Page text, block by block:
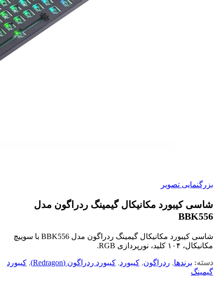
بزرگنمایی تصویر
شاسی کیبورد مکانیکال گیمینگ ردراگون مدل
BBK556
شاسی کیبورد مکانیکال گیمینگ ردراگون مدل BBK556 با سوییچ
مکانیکال، ۱۰۴ کلید، نورپردازی RGB.
دسته: برندها, ردراگون, کیبورد, کیبورد ردراگون (Redragon) , کیبورد
گیمینگ